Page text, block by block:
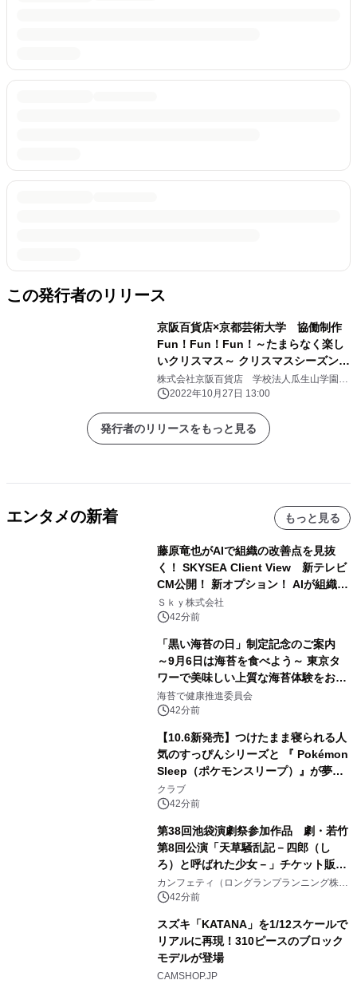
この発行者のリリース
京阪百貨店×京都芸術大学 協働制作
Fun！Fun！Fun！～たまらなく楽し
いクリスマス～ クリスマスシーズンが
スタートいたします
株式会社京阪百貨店 学校法人瓜生山学園
京都芸術大学
2022年10月27日 13:00
発行者のリリースをもっと見る
エンタメの新着 もっと見る
藤原竜也がAIで組織の改善点を見抜
く！ SKYSEA Client View 新テレビ
CM公開！ 新オプション！ AIが組織の
業務実態を分析し労務改善を支援。 藤
原竜也メイキング動画公開 「もしAIが
自分を分析したら、すぐ休めと言われ
る自信がある」「昨年の夏はカブトム
シを捕まえたり、虫と戦ったり…」
Ｓｋｙ株式会社
42分前
「黒い海苔の日」制定記念のご案内
～9月6日は海苔を食べよう～ 東京タ
ワーで美味しい上質な海苔体験をお届
けします！
海苔で健康推進委員会
42分前
【10.6新発売】つけたまま寝られる人
気のすっぴんシリーズと 『 Pokémon
Sleep（ポケモンスリープ）』が夢の
コラボレーション！
クラブ
42分前
第38回池袋演劇祭参加作品 劇・若竹
第8回公演「天草騒乱記－四郎（し
ろ）と呼ばれた少女－」チケット販売
開始
カンフェティ（ロングランプランニング株式
会社）
42分前
スズキ「KATANA」を1/12スケールで
リアルに再現！310ピースのブロック
モデルが登場
CAMSHOP.JP